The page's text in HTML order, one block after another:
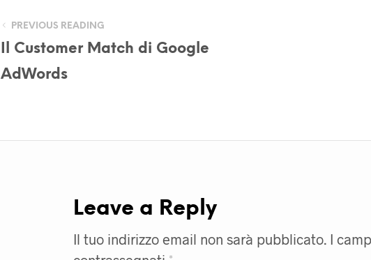
PREVIOUS READING
Il Customer Match di Google
AdWords
Leave a Reply
Il tuo indirizzo email non sarà pubblicato. I